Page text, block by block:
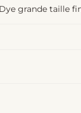
grande taille